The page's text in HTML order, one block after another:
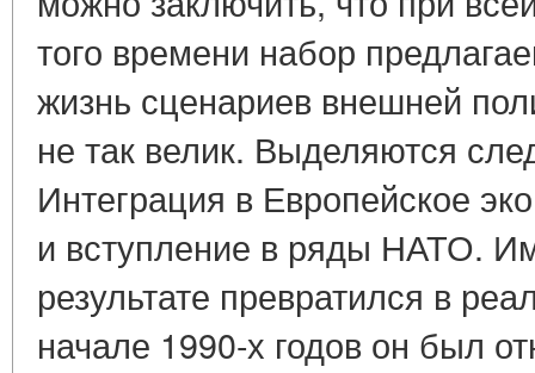
того времени набор
жизнь сценариев внешней
не так велик. Выделяются
Интеграция в Европейское
и вступление в ряды НАТО.
результате превратился в
начале 1990-х годов он был